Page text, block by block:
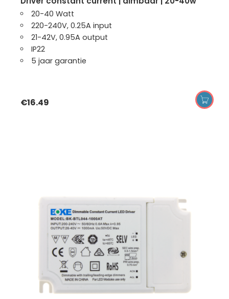
20-40 Watt
220-240V, 0.25A input
21-42V, 0.95A output
IP22
5 jaar garantie
€16.49